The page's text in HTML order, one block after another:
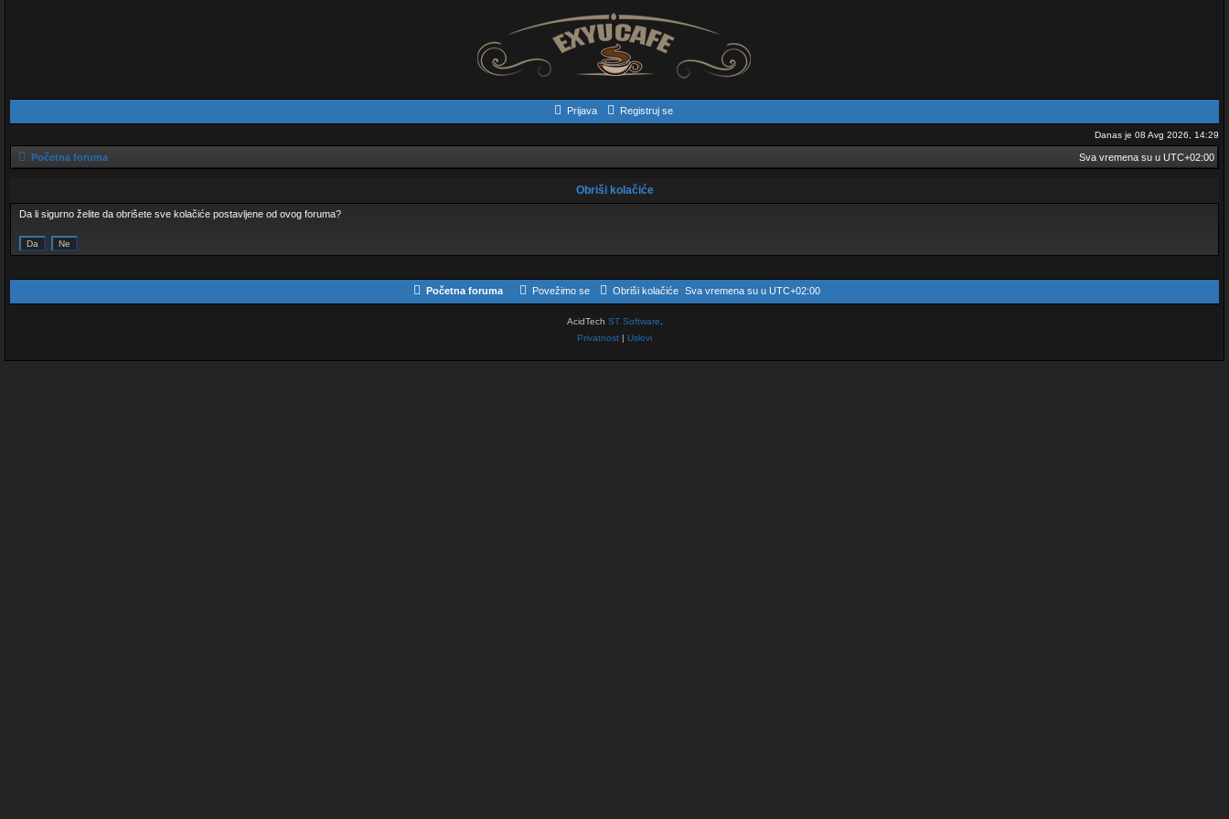
Prijava Registruj se
Danas je 08 Avg 2026, 14:29
Početna foruma Sva vremena su u UTC+02:00
Obriši kolačiće
Da li sigurno želite da obrišete sve kolačiće postavljene od ovog foruma?
Početna foruma Sva vremena su u UTC+02:00
Obriši kolačiće
Povežimo se
AcidTech ST Software
Privatnost | Uslovi